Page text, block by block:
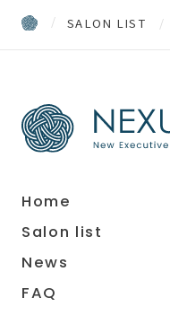
SALON LIST
Home
Salon list
News
FAQ